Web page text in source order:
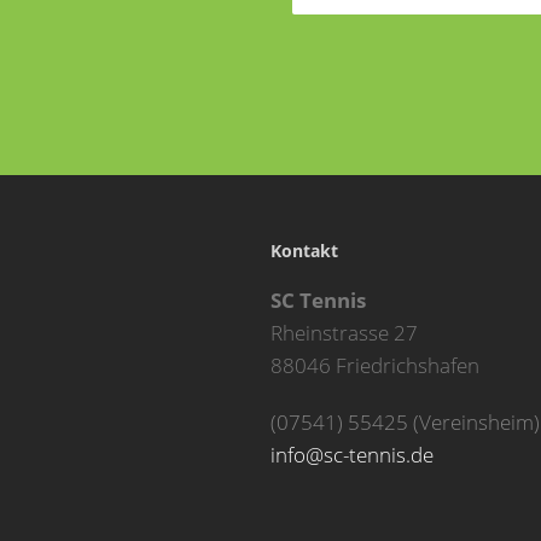
Kontakt
SC Tennis
Rheinstrasse 27
88046 Friedrichshafen
(07541) 55425 (Vereinsheim)
info@sc-tennis.de